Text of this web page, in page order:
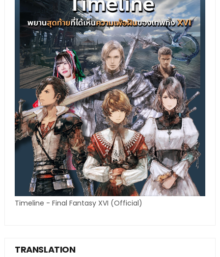
Timeline - Final Fantasy XVI (Official)
TRANSLATION